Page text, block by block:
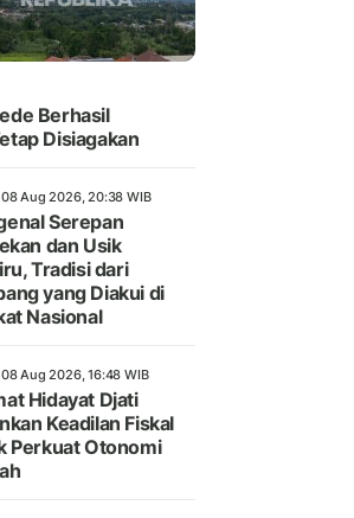
Berhasil
Disiagakan
Aug 2026, 20:38 WIB
Serepan
dan Usik
Tradisi dari
yang Diakui di
Nasional
Aug 2026, 16:48 WIB
Hidayat Djati
Keadilan Fiskal
Perkuat Otonomi